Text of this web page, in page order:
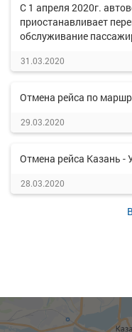
С 1 апреля 2020г.
приостанавливает
обслуживание
31.03.2020
Отмена рейса по
29.03.2020
Отмена рейса Казань -
28.03.2020